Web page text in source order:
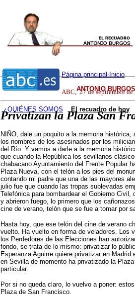
Página principal-Inicio
ABC,27deseptiembrede
¿QUI ÉNES SOMOS El recuadro de hoy
ANTONIO
Privatizan la Plaza San
NIÑO, dale un poquito a la memoria
los nombres de los asesinados por los
del Río. Y vamos a darle a la memoria
que cuando la República los sevillanos
chabacano Ayuntamiento del Frente Popular
Plaza Nueva, con el telón a los pies del
contando mi padre que una de las mayores
julio fue que cuando las tropas sublevadas
Telefónica para bombardear el Gobierno
y abrieron fuego, lo primero que los
cine de verano, telón que se fue a tomar por
Hasta hoy, que ese telón del cine de verano
vuelto. Ha vuelto en forma de veladores. Los
los Perdedores de las Elecciones han
fondo, se trata de lo mismo: privatizar lo
Esperanza Aguirre quiere privatizar en
en Sevilla de momento ha privatizado la
particular.
Por si no queda claro, lo vuelvo a poner:
Plaza de San Francisco.